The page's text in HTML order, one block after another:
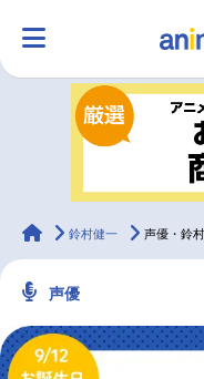
ランキ
ラジオ
animateTimes
鈴村健一 声優・鈴村
声優